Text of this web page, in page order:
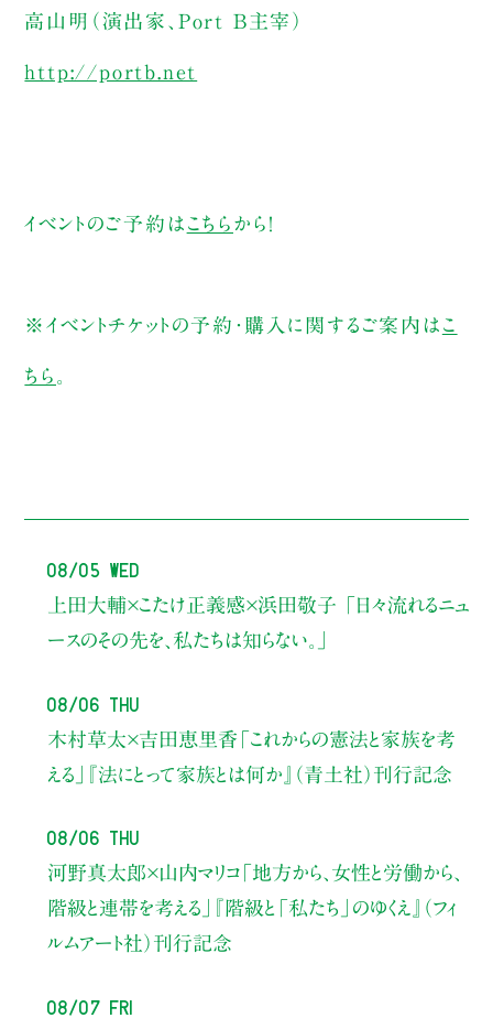
高山明（演出家、Port B主宰）
http://portb.net
イベントのご予約は こちら から！
※イベントチケットの予約・購入に関するご案内は こ
ちら 。
08/05 Wed
上田大輔×こたけ正義感×浜田敬子 「日々流れるニュ
ースのその先を、私たちは知らない。」
08/06 Thu
木村草太×吉田恵里香 「これからの憲法と家族を考
える」
『法にとって家族とは何か』（青土社）刊行記念
08/06 Thu
河野真太郎×山内マリコ「地方から、女性と労働から、
階級と連帯を考える」
『階級と「私たち」のゆくえ』（フィ
ルムアート社）刊行記念
08/07 Fri